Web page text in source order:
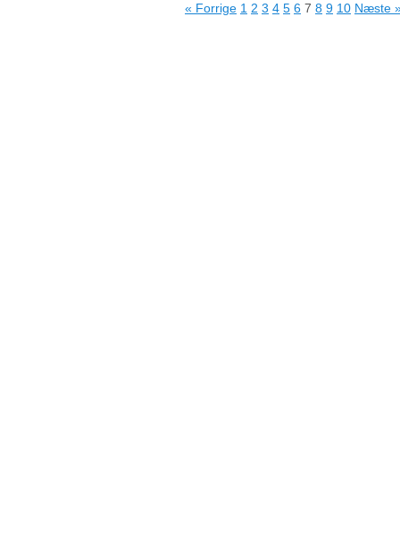
« Forrige 1 2 3 4 5 6 7 8 9 10 Næste